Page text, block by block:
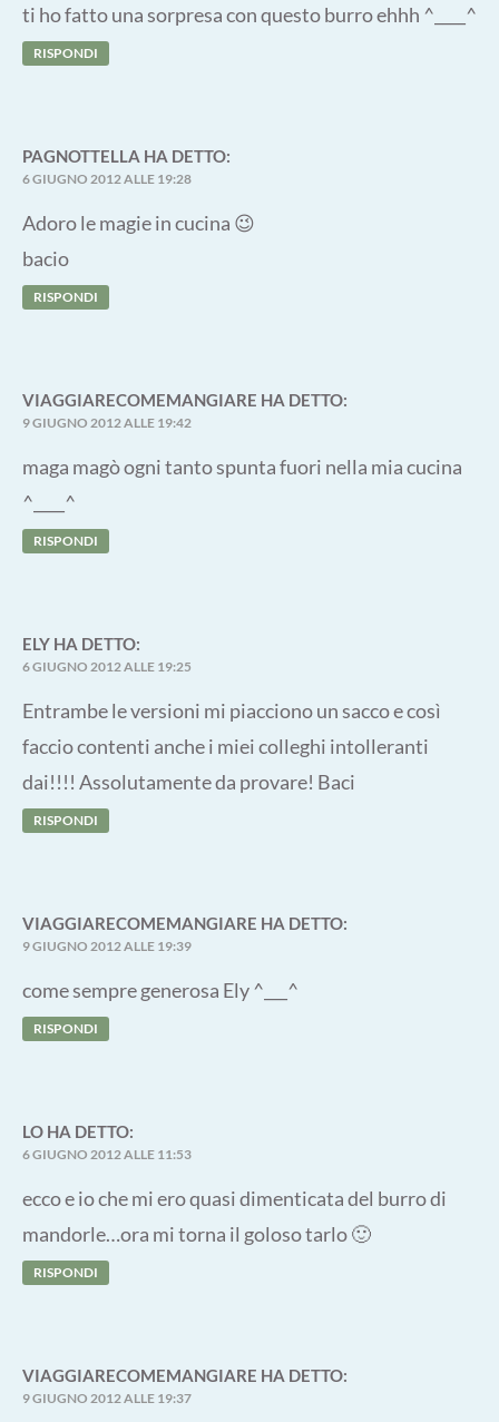
ti ho fatto una sorpresa con questo burro ehhh ^____^
RISPONDI
PAGNOTTELLA HA DETTO:
6 GIUGNO 2012 ALLE 19:28
Adoro le magie in cucina 😉
bacio
RISPONDI
VIAGGIARECOMEMANGIARE HA DETTO:
9 GIUGNO 2012 ALLE 19:42
maga magò ogni tanto spunta fuori nella mia cucina
^____^
RISPONDI
ELY HA DETTO:
6 GIUGNO 2012 ALLE 19:25
Entrambe le versioni mi piacciono un sacco e così
faccio contenti anche i miei colleghi intolleranti
dai!!!! Assolutamente da provare! Baci
RISPONDI
VIAGGIARECOMEMANGIARE HA DETTO:
9 GIUGNO 2012 ALLE 19:39
come sempre generosa Ely ^___^
RISPONDI
LO HA DETTO:
6 GIUGNO 2012 ALLE 11:53
ecco e io che mi ero quasi dimenticata del burro di
mandorle…ora mi torna il goloso tarlo 🙂
RISPONDI
VIAGGIARECOMEMANGIARE HA DETTO:
9 GIUGNO 2012 ALLE 19:37